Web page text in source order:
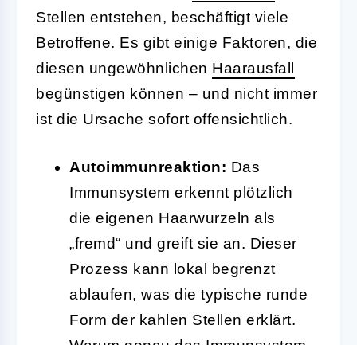
Stellen entstehen, beschäftigt viele
Betroffene. Es gibt einige Faktoren, die
diesen ungewöhnlichen Haarausfall
begünstigen können – und nicht immer
ist die Ursache sofort offensichtlich.
Autoimmunreaktion: Das
Immunsystem erkennt plötzlich
die eigenen Haarwurzeln als
„fremd“ und greift sie an. Dieser
Prozess kann lokal begrenzt
ablaufen, was die typische runde
Form der kahlen Stellen erklärt.